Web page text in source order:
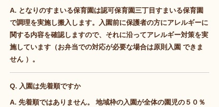
A. となりのすまいる保育園は認可保育園三丁目すまいる保育園
で調理を実施し搬入します。入園前に保護者の方にアレルギーに
関する内容を確認しますので、それに沿ってアレルギー対策を実
施しています（お弁当での対応が必要な場合は原則入園 できま
せん ）。
Q. 入園は先着順ですか
A. 先着順ではありません。 地域枠の入園が全体の園児の５０％